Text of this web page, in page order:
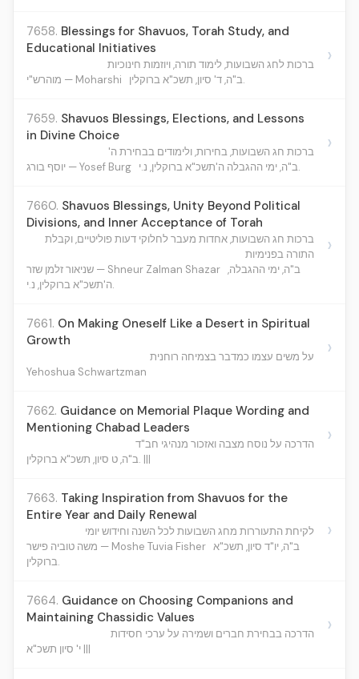
7658. Blessings for Shavuos, Torah Study, and
Educational Initiatives
ברכות לחג השבועות, לימוד תורה, ויוזמות חינוכיות
מוהרש"י — Moharshi
ב"ה, ד' סיון, תשכ"א ברוקלין.
›
7659. Shavuos Blessings, Elections, and Lessons
in Divine Choice
ברכות חג השבועות, בחירות, ולימודים בבחירת ה'
יוסף בורג — Yosef Burg
ב"ה, ימי ההגבלה ה'תשכ"א ברוקלין, נ.י.
›
7660. Shavuos Blessings, Unity Beyond Political
Divisions, and Inner Acceptance of Torah
ברכות חג השבועות, אחדות מעבר לחלוקי דעות פוליטיים, וקבלת
התורה בפנימיות
שניאור זלמן שזר — Shneur Zalman Shazar ב"ה, ימי ההגבלה,
ה'תשכ"א ברוקלין, נ.י.
›
7661. On Making Oneself Like a Desert in Spiritual
Growth
על משים עצמו כמדבר בצמיחה רוחנית
Yehoshua Schwartzman
›
7662. Guidance on Memorial Plaque Wording and
Mentioning Chabad Leaders
הדרכה על נוסח מצבה ואזכור מנהיגי חב"ד
ב"ה, ט סיון, תשכ"א ברוקלין. |||
›
7663. Taking Inspiration from Shavuos for the
Entire Year and Daily Renewal
לקיחת התעוררות מחג השבועות לכל השנה וחידוש יומי
משה טוביה פישר — Moshe Tuvia Fisher ב"ה, יו"ד סיון, תשכ"א
ברוקלין.
›
7664. Guidance on Choosing Companions and
Maintaining Chassidic Values
הדרכה בבחירת חברים ושמירה על ערכי חסידות
י' סיון תשכ"א |||
›